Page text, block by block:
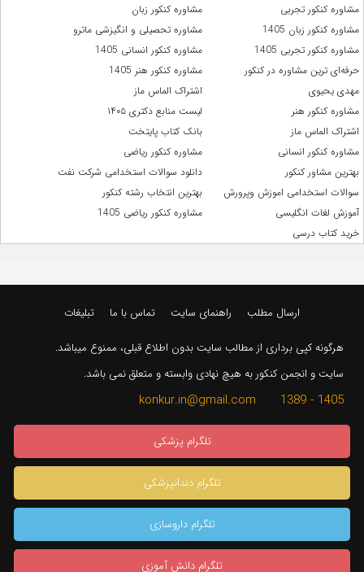
مشاوره کنکور تجربی
مشاوره کنکور زبان
مشاوره کنکور زبان 1405
مشاوره تحصیلی و انگیزشی ماترو
مشاوره کنکور تجربی 1405
مشاوره کنکور انسانی 1405
حرفه‌ای ترین مشاوره در کنکور
مشاوره کنکور هنر 1405
مهدی یحیوی
اشتراک الماس ماز
مشاوره کنکور هنر
لیست منابع دکتری ۱۴۰۵
اشتراک الماس ماز
بانک کتاب پایتخت
مشاوره کنکور انسانی
مشاوره کنکور ریاضی
بهترین مشاور کنکور
دانلود سوالات استخدامی شرکت نفت
سوالات استخدامی اموزش وپرورش
بهترین انتخاب رشته کنکور
آموزش لغات انگلیسی
مشاوره کنکور ریاضی 1405
خرید کتاب درسی
ارسال مطلب راهنمای سایت تماس با ما تبلیغات
هرگونه کپی برداری از مطالب سایت بدون اطلاع قبلی، ممنوع میباشد.
سایت و انجمن کنکور به هیچ نهادی وابسته و متعلق نمی باشد.
1405 - 1389 konkur.in@gmail.com
تلگرام پزشکی
تلگرام دندانپزشکی
تلگرام داروسازی
تلگرام دانش آموزی